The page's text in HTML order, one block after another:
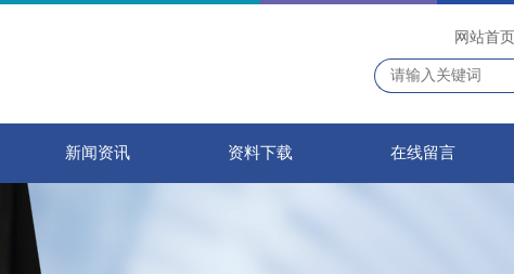
网站首页
新闻资讯 资料下载 在线留言